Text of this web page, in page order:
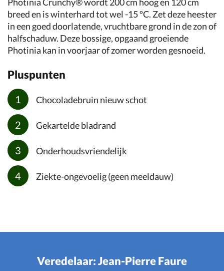
Photinia Crunchy® wordt 200 cm hoog en 120 cm
breed en is winterhard tot wel -15 ºC. Zet deze heester
in een goed doorlatende, vruchtbare grond in de zon of
halfschaduw. Deze bossige, opgaand groeiende
Photinia kan in voorjaar of zomer worden gesnoeid.
Pluspunten
Chocoladebruin nieuw schot
Gekartelde bladrand
Onderhoudsvriendelijk
Ziekte-ongevoelig (geen meeldauw)
Veredelaar: Jean-Pierre Faure